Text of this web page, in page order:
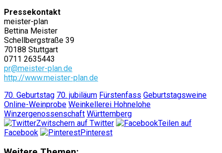
Pressekontakt
meister-plan
Bettina Meister
Schellbergstraße 39
70188 Stuttgart
0711 2635443
pr@meister-plan.de
http://www.meister-plan.de
70. Geburtstag 70. jubiläum Fürstenfass Geburtstagsweine
Online-Weinprobe Weinkellerei Hohnelohe
Winzergenossenschaft Württemberg
Zwitschern auf Twitter
Teilen auf
Facebook
Pinterest